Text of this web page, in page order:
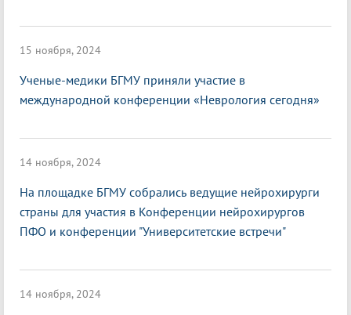
15 ноября, 2024
Ученые-медики БГМУ приняли участие в
международной конференции «Неврология сегодня»
14 ноября, 2024
На площадке БГМУ собрались ведущие нейрохирурги
страны для участия в Конференции нейрохирургов
ПФО и конференции "Университетские встречи"
14 ноября, 2024